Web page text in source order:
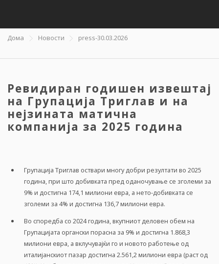
Дома Новости press-30.03.2026
Ревидиран годишен извештај
на Групација Триглав и на
нејзината матична
компанија за 2025 година
Групација Триглав оствари многу добри резултати во 2025
година, при што добивката пред оданочување се зголеми за
9% и достигна 174,1 милиони евра, а нето-добивката се
зголеми за 4% и достигна 136,7 милиони евра.
Во споредба со 2024 година, вкупниот деловен обем на
Групацијата органски порасна за 9% и достигна 1.868,3
милиони евра, а вклучувајќи го и новото работење од
италијанскиот пазар достигна 2.561,2 милиони евра (раст од